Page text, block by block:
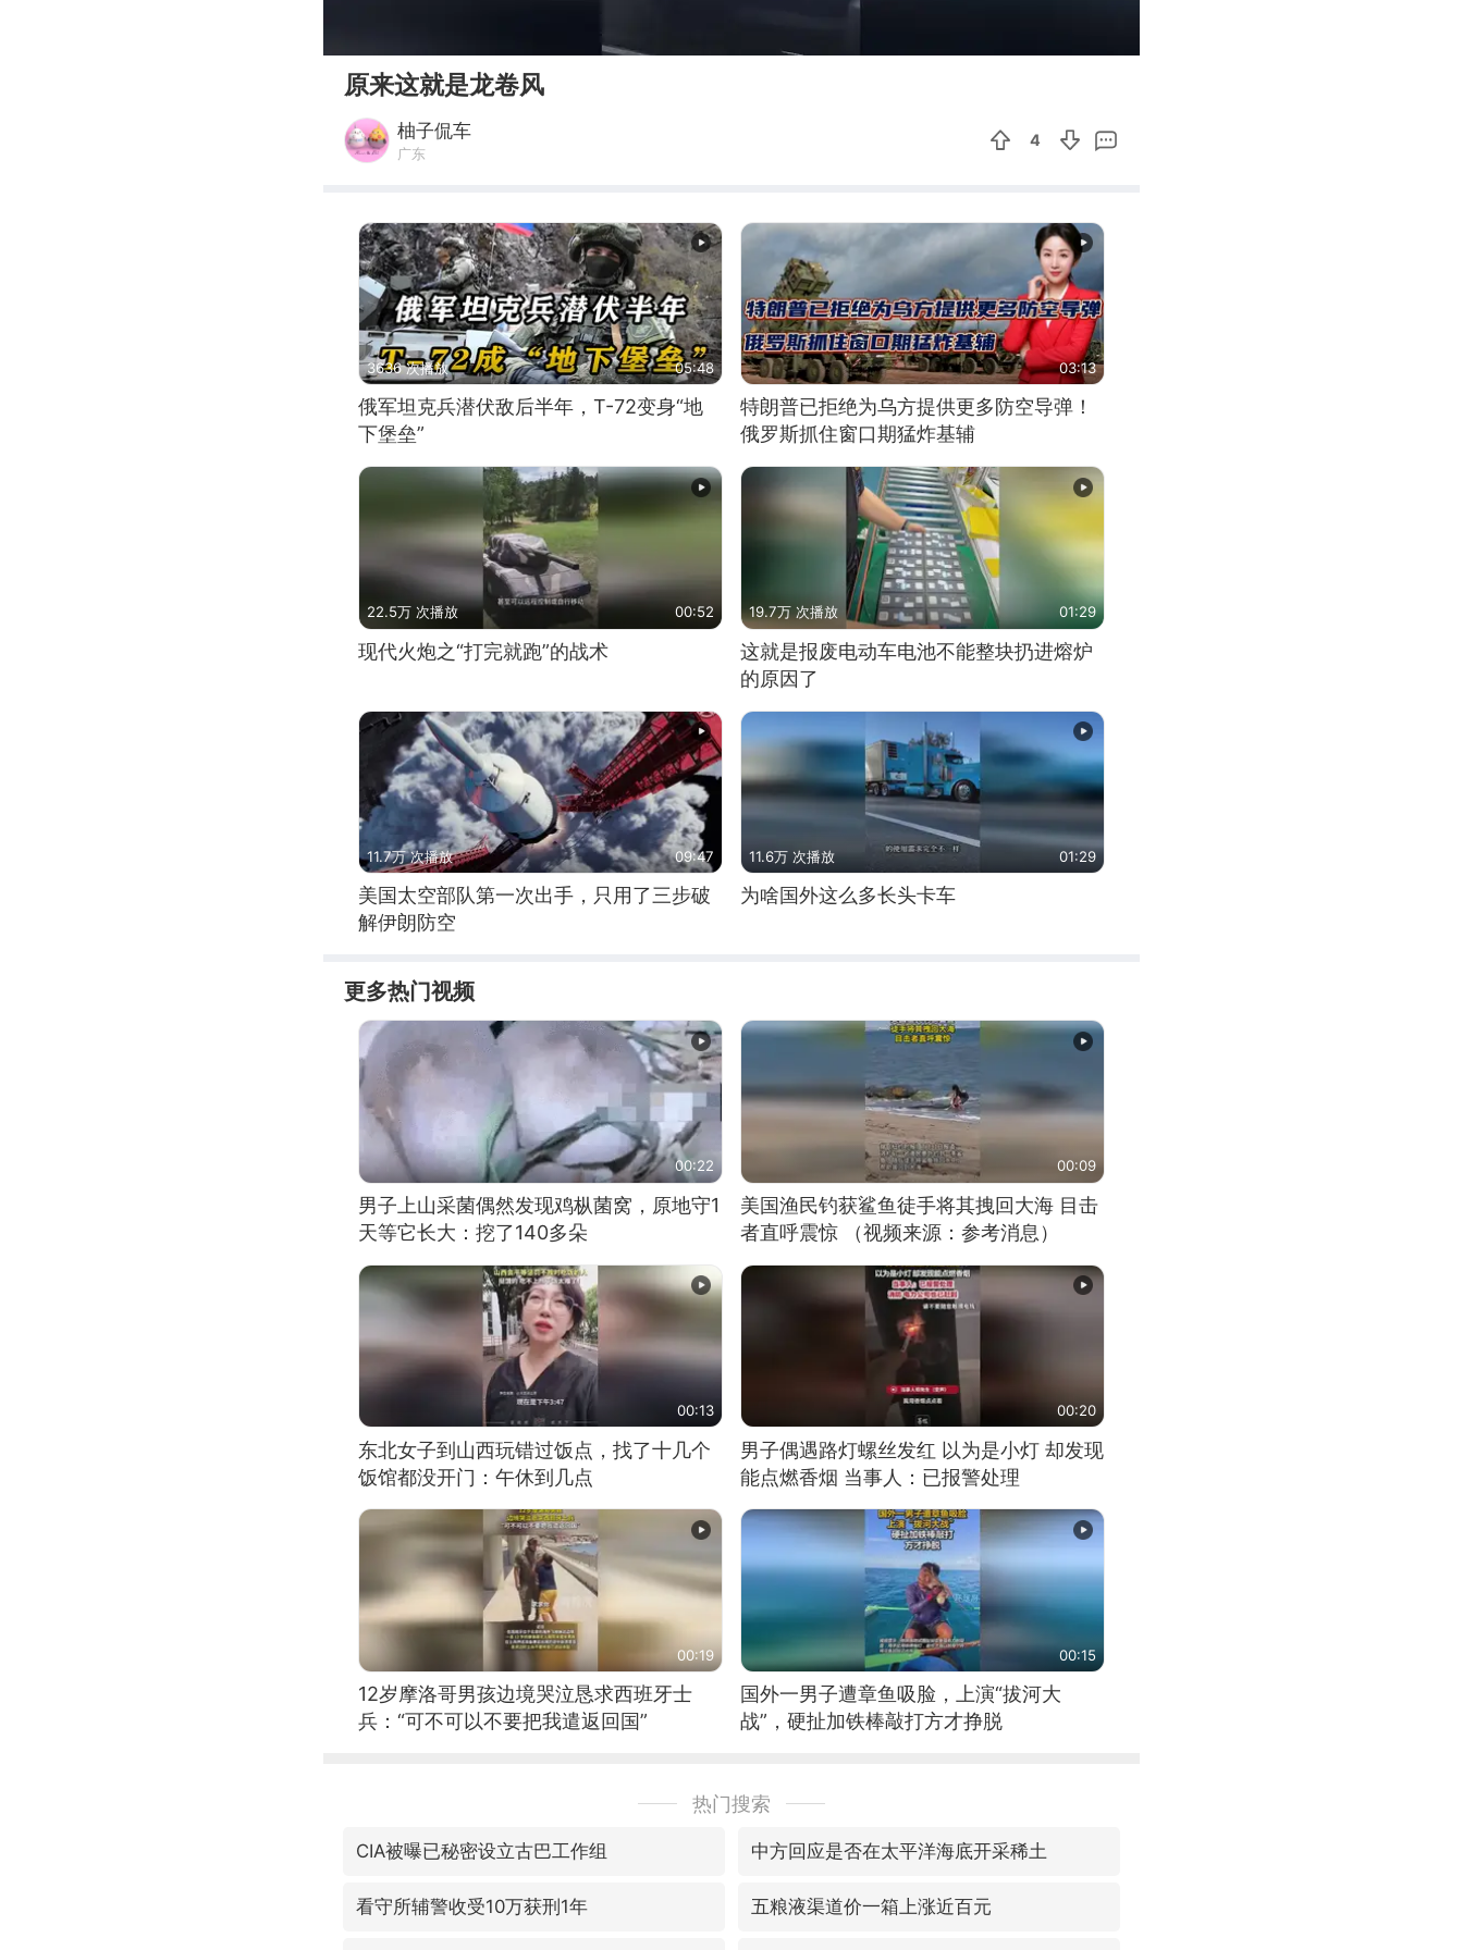
原来这就是龙卷风
柚子侃车
广东
4
3636 次播放 05:48
俄军坦克兵潜伏敌后半年，T-72变身“地
下堡垒”
03:13
特朗普已拒绝为乌方提供更多防空导弹！
俄罗斯抓住窗口期猛炸基辅
22.5万 次播放 00:52
现代火炮之“打完就跑”的战术
19.7万 次播放 01:29
这就是报废电动车电池不能整块扔进熔炉
的原因了
11.7万 次播放 09:47
美国太空部队第一次出手，只用了三步破
解伊朗防空
11.6万 次播放 01:29
为啥国外这么多长头卡车
更多热门视频
00:22
男子上山采菌偶然发现鸡枞菌窝，原地守1
天等它长大：挖了140多朵
00:09
美国渔民钓获鲨鱼徒手将其拽回大海 目击
者直呼震惊 （视频来源：参考消息）
00:13
东北女子到山西玩错过饭点，找了十几个
饭馆都没开门：午休到几点
00:20
男子偶遇路灯螺丝发红 以为是小灯 却发现
能点燃香烟 当事人：已报警处理
00:19
12岁摩洛哥男孩边境哭泣恳求西班牙士
兵：“可不可以不要把我遣返回国”
00:15
国外一男子遭章鱼吸脸，上演“拔河大
战”，硬扯加铁棒敲打方才挣脱
热门搜索
CIA被曝已秘密设立古巴工作组 中方回应是否在太平洋海底开采稀土
看守所辅警收受10万获刑1年 五粮液渠道价一箱上涨近百元